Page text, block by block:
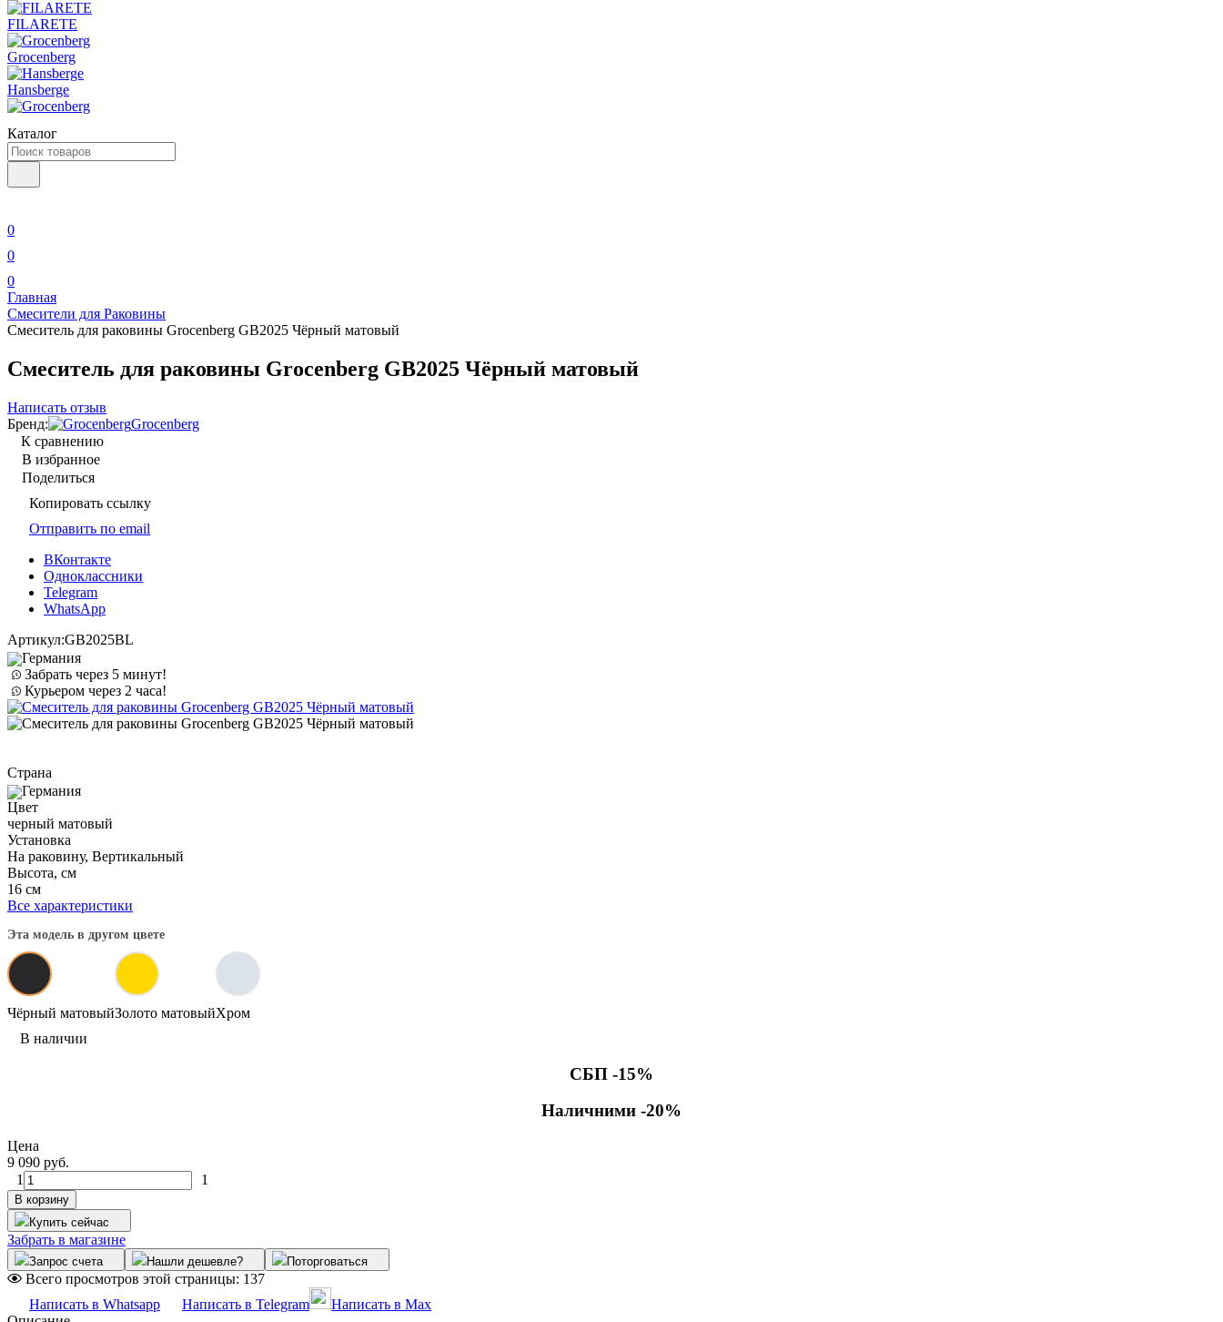
FILARETE
Grocenberg
Hansberge
Каталог
0
0
0
Главная
Смесители для Раковины
Cмеситель для раковины Grocenberg GB2025 Чёрный матовый
Cмеситель для раковины Grocenberg GB2025 Чёрный матовый
Написать отзыв
Бренд:
Grocenberg
К сравнению
В избранное
Поделиться
Копировать ссылку
Отправить по email
ВКонтакте
Одноклассники
Telegram
WhatsApp
Артикул:GB2025BL
Германия
Забрать через 5 минут!
Курьером через 2 часа!
Страна
Германия
Цвет
черный матовый
Установка
На раковину, Вертикальный
Высота, см
16 см
Все характеристики
Эта модель в другом цвете
Чёрный матовыйЗолото матовыйХром
В наличии
СБП -15%
Наличними -20%
Цена
9 090 руб.
1
1
В корзину
Купить сейчас
Забрать в магазине
Запрос счета Нашли дешевле? Поторговаться
Всего просмотров этой страницы: 137
Написать в Whatsapp
Написать в Telegram
Написать в Max